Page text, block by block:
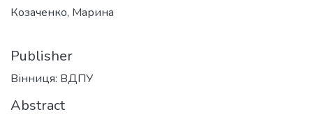
Козаченко, Марина
Publisher
Вінниця: ВДПУ
Abstract